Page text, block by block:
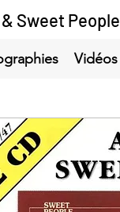
Sweet People
Vidéos